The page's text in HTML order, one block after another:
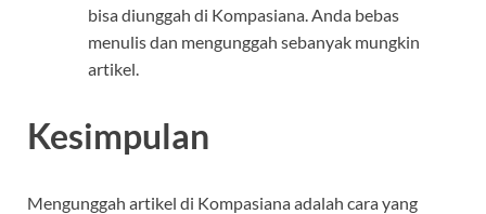
bisa diunggah di Kompasiana. Anda bebas
menulis dan mengunggah sebanyak mungkin
artikel.
Kesimpulan
Mengunggah artikel di Kompasiana adalah cara yang